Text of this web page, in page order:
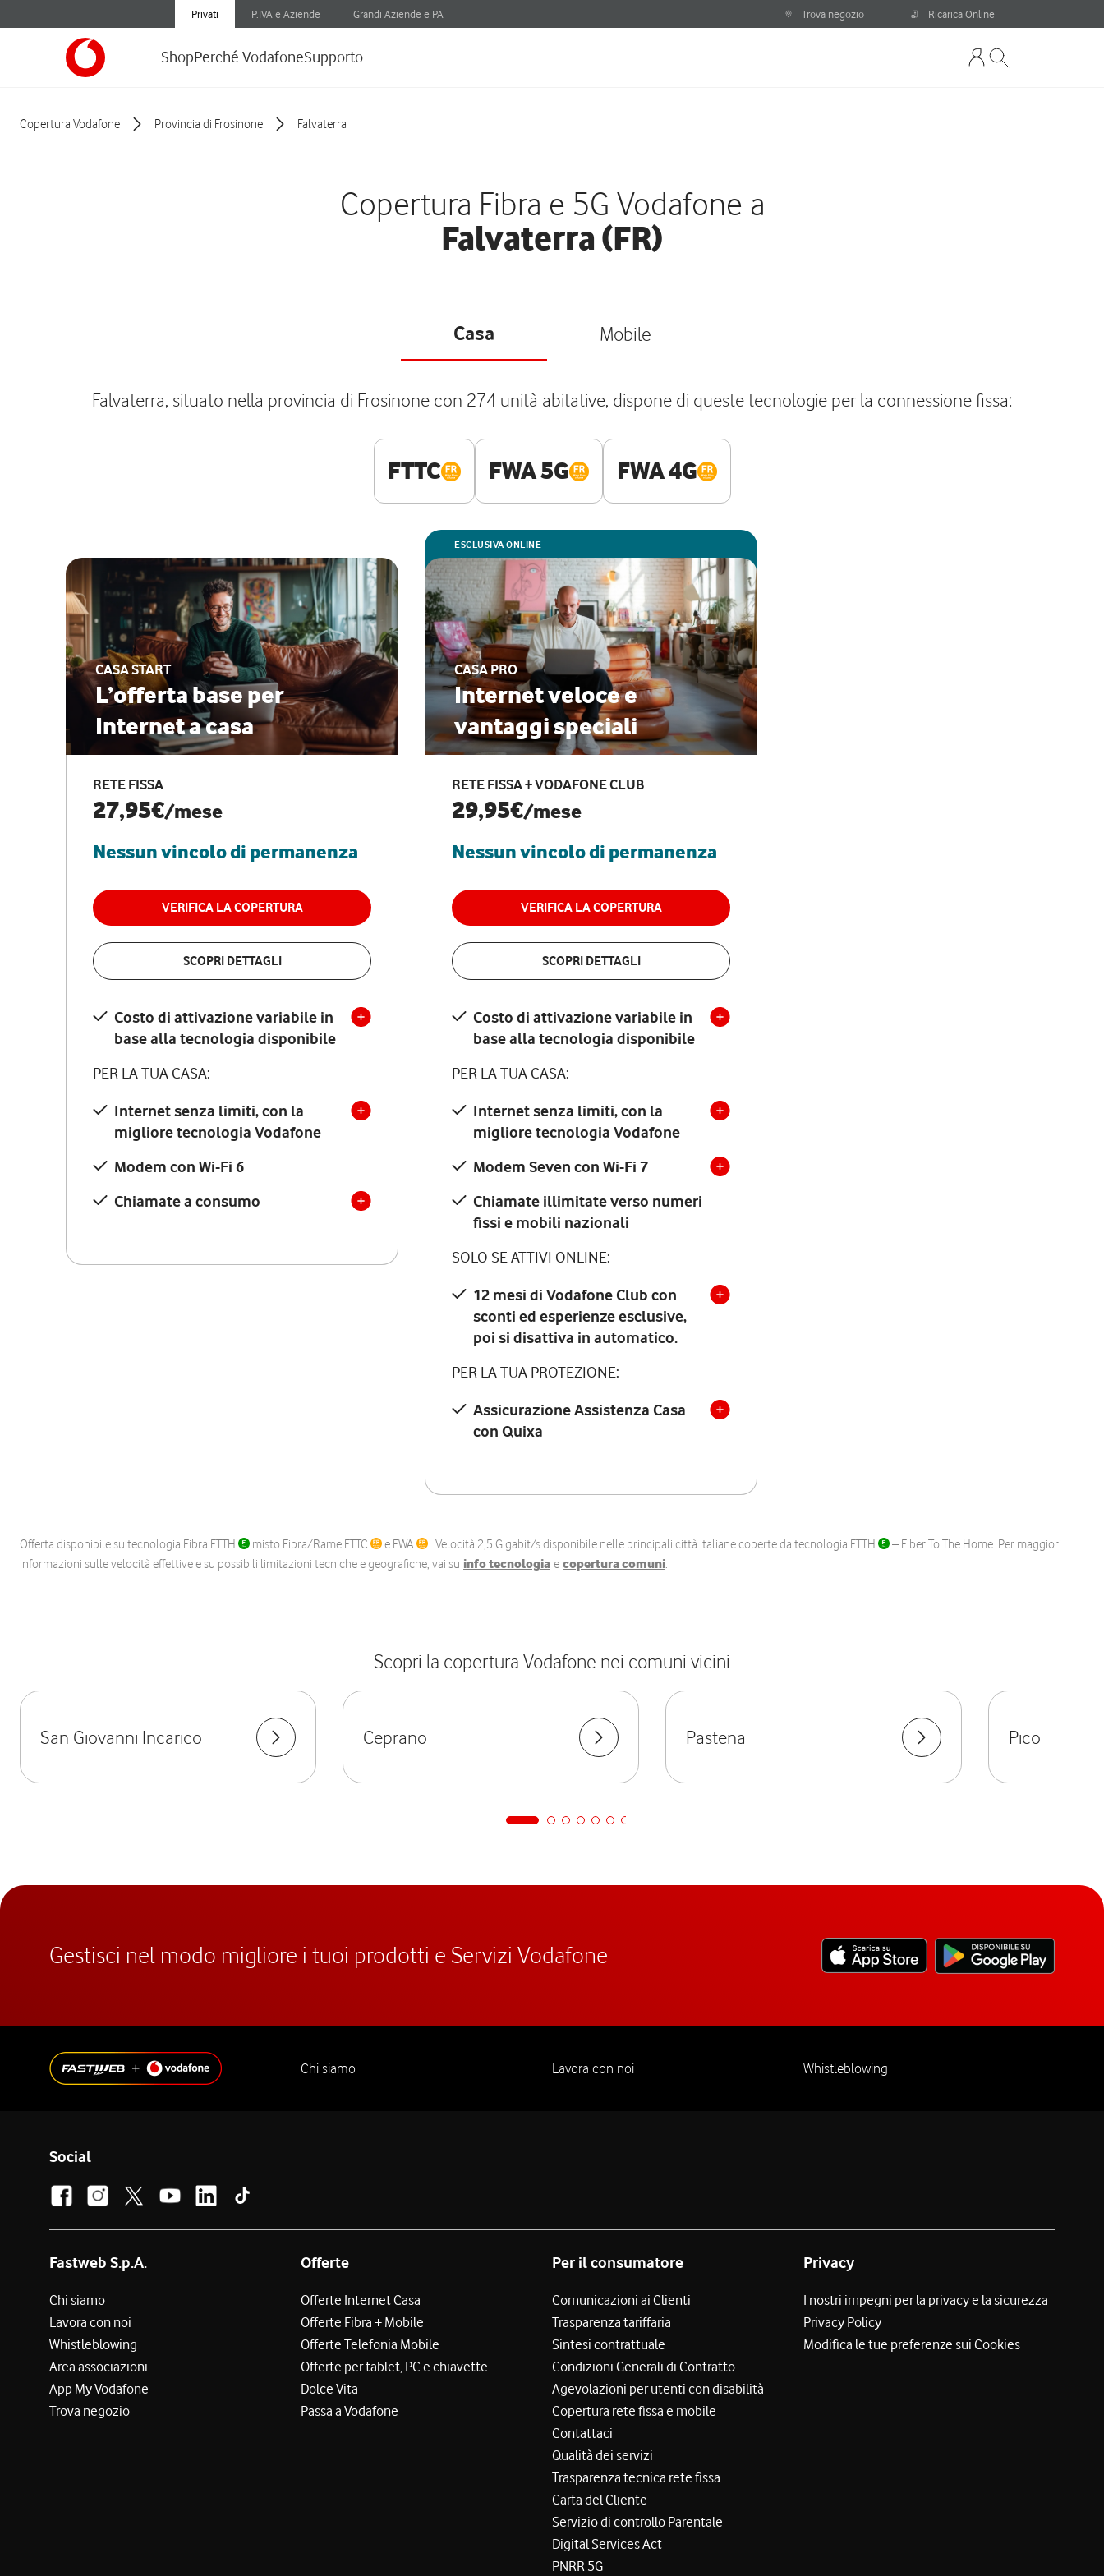
Privati P.IVA e Aziende Grandi Aziende e PA Trova negozio Ricarica Online
ShopPerché VodafoneSupporto
Copertura Vodafone Provincia di Frosinone Falvaterra
Copertura Fibra e 5G Vodafone a
Falvaterra (FR)
Casa Mobile
Falvaterra, situato nella provincia di Frosinone con 274 unità abitative, dispone di queste tecnologie per la connessione fissa:
FTTC FWA 5G FWA 4G
CASA START
L’offerta base per
Internet a casa
RETE FISSA
27,95€/mese
Nessun vincolo di permanenza
VERIFICA LA COPERTURA
SCOPRI DETTAGLI
Costo di attivazione variabile in
base alla tecnologia disponibile
PER LA TUA CASA:
Internet senza limiti, con la
migliore tecnologia Vodafone
Modem con Wi-Fi 6
Chiamate a consumo
ESCLUSIVA ONLINE
CASA PRO
Internet veloce e
vantaggi speciali
RETE FISSA + VODAFONE CLUB
29,95€/mese
Nessun vincolo di permanenza
VERIFICA LA COPERTURA
SCOPRI DETTAGLI
Costo di attivazione variabile in
base alla tecnologia disponibile
PER LA TUA CASA:
Internet senza limiti, con la
migliore tecnologia Vodafone
Modem Seven con Wi-Fi 7
Chiamate illimitate verso numeri
fissi e mobili nazionali
SOLO SE ATTIVI ONLINE:
12 mesi di Vodafone Club con
sconti ed esperienze esclusive,
poi si disattiva in automatico.
PER LA TUA PROTEZIONE:
Assicurazione Assistenza Casa
con Quixa
Offerta disponibile su tecnologia Fibra FTTH misto Fibra/Rame FTTC e FWA . Velocità 2,5 Gigabit/s disponibile nelle principali città italiane coperte da tecnologia FTTH
– Fiber To The Home. Per maggiori
informazioni sulle velocità effettive e su possibili limitazioni tecniche e geografiche, vai su info tecnologia e copertura comuni.
Scopri la copertura Vodafone nei comuni vicini
San Giovanni Incarico Ceprano Pastena Pico
Gestisci nel modo migliore i tuoi prodotti e Servizi Vodafone
Chi siamo Lavora con noi Whistleblowing
Social
Fastweb S.p.A.
Chi siamo
Lavora con noi
Whistleblowing
Area associazioni
App My Vodafone
Trova negozio
Offerte
Offerte Internet Casa
Offerte Fibra + Mobile
Offerte Telefonia Mobile
Offerte per tablet, PC e chiavette
Dolce Vita
Passa a Vodafone
Per il consumatore
Comunicazioni ai Clienti
Trasparenza tariffaria
Sintesi contrattuale
Condizioni Generali di Contratto
Agevolazioni per utenti con disabilità
Copertura rete fissa e mobile
Contattaci
Qualità dei servizi
Trasparenza tecnica rete fissa
Carta del Cliente
Servizio di controllo Parentale
Digital Services Act
PNRR 5G
Privacy
I nostri impegni per la privacy e la sicurezza
Privacy Policy
Modifica le tue preferenze sui Cookies